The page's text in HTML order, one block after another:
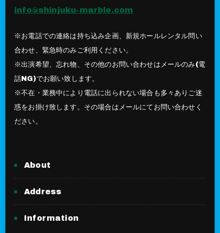
info@shinjuku-marble.com
※お電話での連絡は持ち込み企画、新規ホールレンタル問い
合わせ、緊急時のみご利用ください。
※出演希望、忘れ物、その他のお問い合わせはメールのみ(電
話NG)でお願い致します。
※不在・業務中により電話に出られない場合も多々ありご迷
惑をお掛け致します。その場合はメールにてお問い合わせく
ださい。
About
Address
Information